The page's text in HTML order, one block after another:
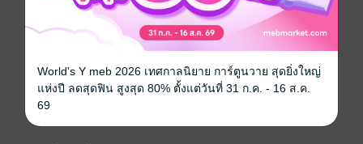
ประเภทไฟล์ pdf, epub
01 สิงหาคม 2565
ความยาว 27 หน้า (≈ 8,260 คำ)
World's Y meb 2026 เทศกาลนิยาย การ์ตูนวาย สุดยิ่งใหญ่
แห่งปี ลดสุดฟิน สูงสุด 80% ตั้งแต่วันที่ 31 ก.ค. - 16 ส.ค.
69